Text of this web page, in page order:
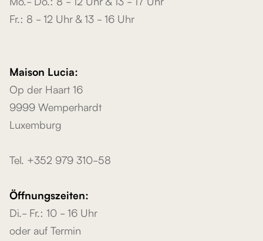
Fr.: 8 - 12 Uhr & 13 - 16 Uhr
Maison Lucia:
Op der Haart 16
9999 Wemperhardt
Luxemburg
Tel. +352 979 310-58
Öffnungszeiten:
Di.- Fr.: 10 - 16 Uhr
oder auf Termin